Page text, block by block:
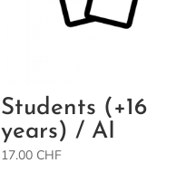
Students (+16
years) / AI
17.00 CHF